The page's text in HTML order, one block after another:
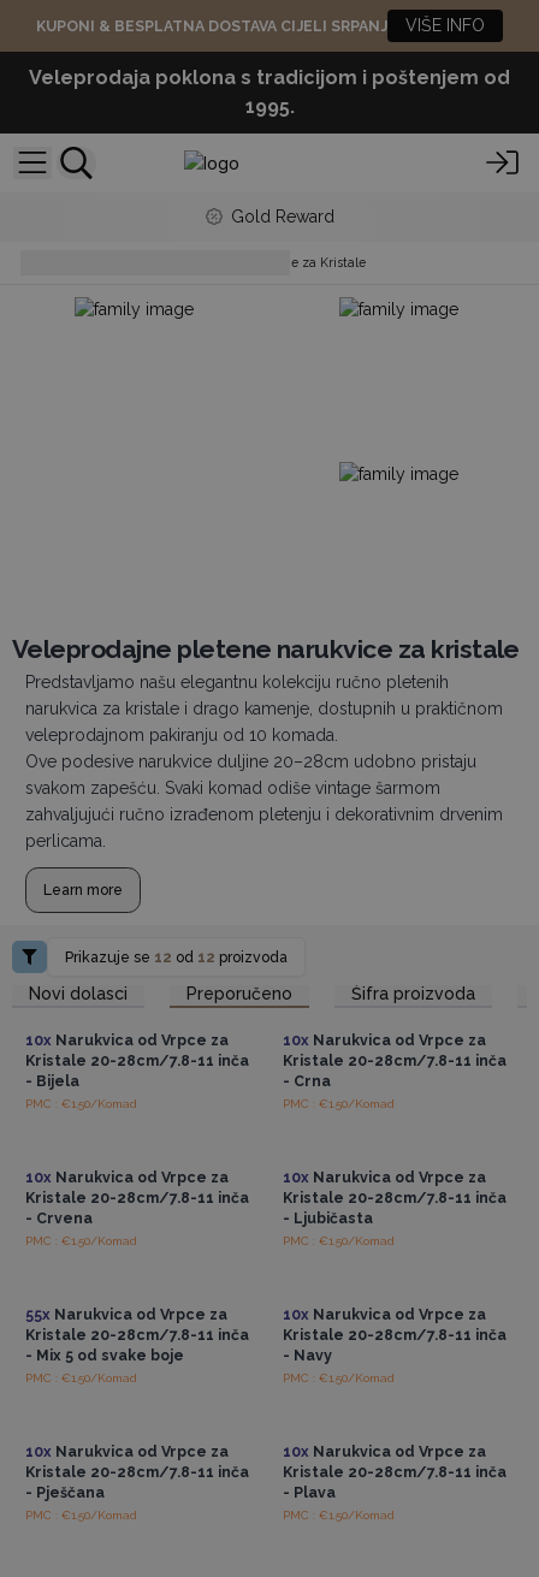
KUPONI & BESPLATNA DOSTAVA CIJELI SRPANJ VIŠE INFO
Veleprodaja poklona s tradicijom i poštenjem od
1995.
Gold Reward
Narukvice od Vrpce za Kristale
Veleprodajne pletene narukvice za kristale
Predstavljamo našu elegantnu kolekciju ručno pletenih
narukvica za kristale i drago kamenje, dostupnih u praktičnom
veleprodajnom pakiranju od 10 komada.
Ove podesive narukvice duljine 20–28cm udobno pristaju
svakom zapešću. Svaki komad odiše vintage šarmom
zahvaljujući ručno izrađenom pletenju i dekorativnim drvenim
perlicama.
Learn more
Prikazuje se 12 od 12 proizvoda
Novi dolasci Preporučeno Šifra proizvoda
Pristup veleprodajnim
cijenama
10x Narukvica od Vrpce za
Kristale 20-28cm/7.8-11 inča
- Bijela
PMC : €1.50/Komad
Pristup veleprodajnim
cijenama
10x Narukvica od Vrpce za
Kristale 20-28cm/7.8-11 inča
- Crna
PMC : €1.50/Komad
10x Narukvica od Vrpce za
Kristale 20-28cm/7.8-11 inča
- Crvena
PMC : €1.50/Komad
10x Narukvica od Vrpce za
Kristale 20-28cm/7.8-11 inča
- Ljubičasta
PMC : €1.50/Komad
55x Narukvica od Vrpce za
Kristale 20-28cm/7.8-11 inča
- Mix 5 od svake boje
PMC : €1.50/Komad
10x Narukvica od Vrpce za
Kristale 20-28cm/7.8-11 inča
- Navy
PMC : €1.50/Komad
10x Narukvica od Vrpce za
Kristale 20-28cm/7.8-11 inča
- Pješčana
PMC : €1.50/Komad
10x Narukvica od Vrpce za
Kristale 20-28cm/7.8-11 inča
- Plava
PMC : €1.50/Komad